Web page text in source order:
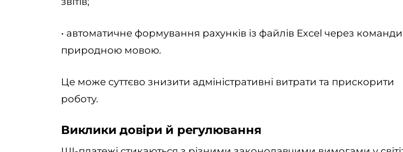
• автоматичне формування рахунків із файлів Excel через команди
природною мовою.
Це може суттєво знизити адміністративні витрати та прискорити
роботу.
Виклики довіри й регулювання